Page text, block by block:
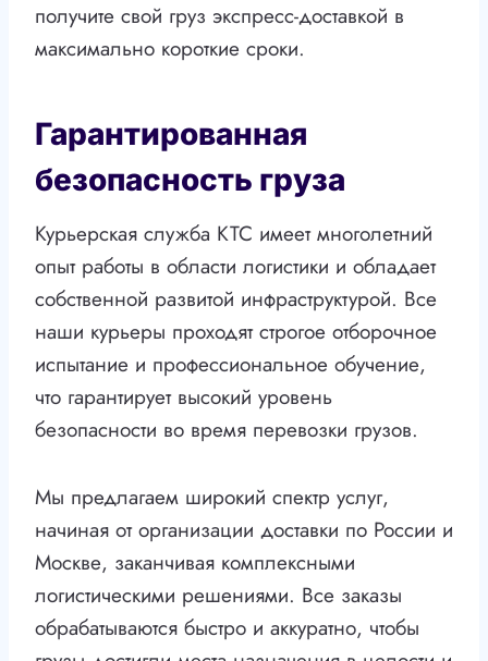
получите свой груз экспресс-доставкой в
максимально короткие сроки.
Гарантированная
безопасность груза
Курьерская служба КТС имеет многолетний
опыт работы в области логистики и обладает
собственной развитой инфраструктурой. Все
наши курьеры проходят строгое отборочное
испытание и профессиональное обучение,
что гарантирует высокий уровень
безопасности во время перевозки грузов.
Мы предлагаем широкий спектр услуг,
начиная от организации доставки по России и
Москве, заканчивая комплексными
логистическими решениями. Все заказы
обрабатываются быстро и аккуратно, чтобы